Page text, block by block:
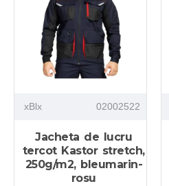
xBlx 02002522
Jacheta de lucru
tercot Kastor stretch,
250g/m2, bleumarin-
rosu